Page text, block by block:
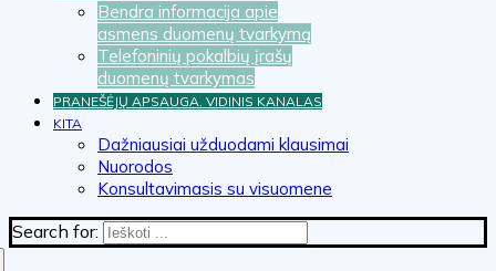
Bendra informacija apie
asmens duomenų tvarkymą
Telefoninių pokalbių įrašų
duomenų tvarkymas
PRANEŠĖJŲ APSAUGA. VIDINIS KANALAS
KITA
Dažniausiai užduodami klausimai
Nuorodos
Konsultavimasis su visuomene
Search for: